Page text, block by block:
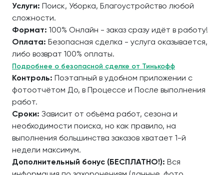
Услуги: Поиск, Уборка, Благоустройство любой
сложности.
Формат: 100% Онлайн - заказ сразу идёт в работу!
Оплата: Безопасная сделка - услуга оказывается,
либо возврат 100% оплаты.
Подробнее о безопасной сделке от Тинькофф
Контроль: Поэтапный в удобном приложении с
фотоотчётом До, в Процессе и После выполнения
работ.
Сроки: Зависит от объёма работ, сезона и
необходимости поиска, но как правило, на
выполнения большинства заказов хватает 1-й
недели максимум.
Дополнительный бонус (БЕСПЛАТНО!): Вся